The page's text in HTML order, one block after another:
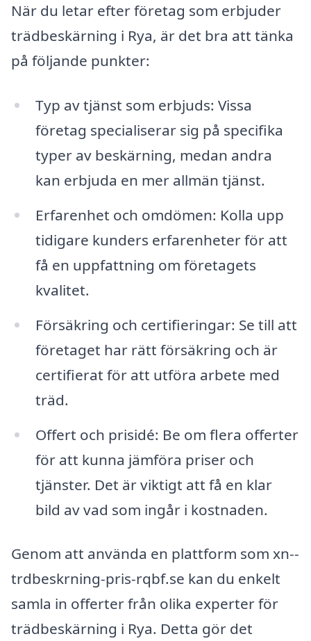
När du letar efter företag som erbjuder
trädbeskärning i Rya, är det bra att tänka
på följande punkter:
Typ av tjänst som erbjuds: Vissa
företag specialiserar sig på specifika
typer av beskärning, medan andra
kan erbjuda en mer allmän tjänst.
Erfarenhet och omdömen: Kolla upp
tidigare kunders erfarenheter för att
få en uppfattning om företagets
kvalitet.
Försäkring och certifieringar: Se till att
företaget har rätt försäkring och är
certifierat för att utföra arbete med
träd.
Offert och prisidé: Be om flera offerter
för att kunna jämföra priser och
tjänster. Det är viktigt att få en klar
bild av vad som ingår i kostnaden.
Genom att använda en plattform som xn--
trdbeskrning-pris-rqbf.se kan du enkelt
samla in offerter från olika experter för
trädbeskärning i Rya. Detta gör det